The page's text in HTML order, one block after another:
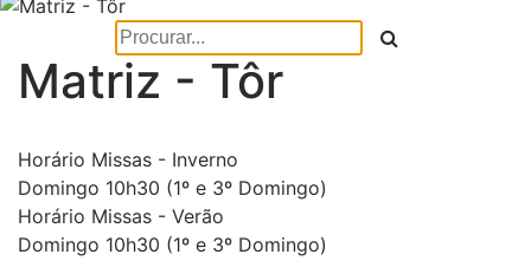
Matriz - Tôr
Horário Missas - Inverno
Domingo 10h30 (1º e 3º Domingo)
Horário Missas - Verão
Domingo 10h30 (1º e 3º Domingo)